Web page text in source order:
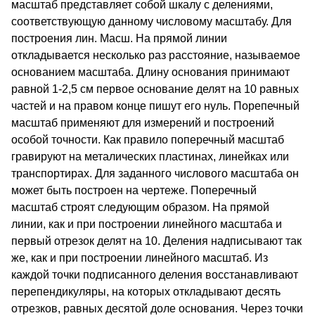
масштаб представляет собой шкалу с делениями,
соответствующую данному числовому масштабу. Для
построения лин. Масш. На прямой линии
откладывается несколько раз расстояние, называемое
основанием масштаба. Длину основания принимают
равной 1-2,5 см первое основание делят на 10 равных
частей и на правом конце пишут его нуль. Порепечный
масштаб применяют для измерений и построений
особой точности. Как правило поперечный масштаб
гравируют на металических пластинах, линейках или
транспортирах. Для заданного числового масштаба он
может быть построен на чертеже. Поперечный
масштаб строят следующим образом. На прямой
линии, как и при построении линейного масштаба и
первый отрезок делят на 10. Деления надписывают так
же, как и при построении линейного масштаб. Из
каждой точки подписанного деления восстанавливают
перепендикуляры, на которых откладывают десять
отрезков, равных десятой доле основания. Через точки